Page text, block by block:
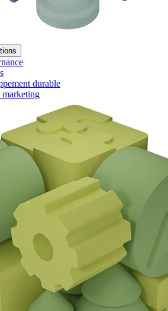
durable